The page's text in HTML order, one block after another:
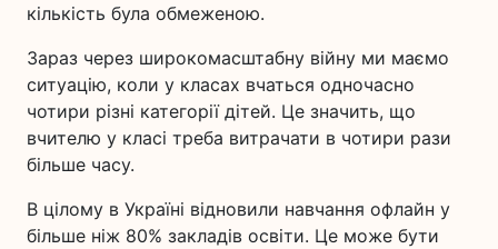
кількість була обмеженою.
Зараз через широкомасштабну війну ми маємо
ситуацію, коли у класах вчаться одночасно
чотири різні категорії дітей. Це значить, що
вчителю у класі треба витрачати в чотири рази
більше часу.
В цілому в Україні відновили навчання офлайн у
більше ніж 80% закладів освіти. Це може бути